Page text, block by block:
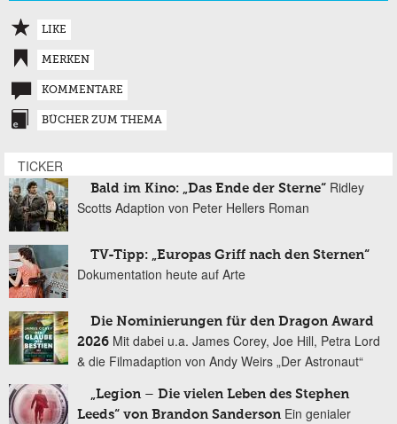
LIKE
MERKEN
KOMMENTARE
BÜCHER ZUM THEMA
TICKER
Bald im Kino: „Das Ende der Sterne“ Ridley
Scotts Adaption von Peter Hellers Roman
TV-Tipp: „Europas Griff nach den Sternen“
Dokumentation heute auf Arte
Die Nominierungen für den Dragon Award
2026 Mit dabei u.a. James Corey, Joe Hill, Petra Lord
& die Filmadaption von Andy Weirs „Der Astronaut“
„Legion – Die vielen Leben des Stephen
Leeds“ von Brandon Sanderson Ein genialer